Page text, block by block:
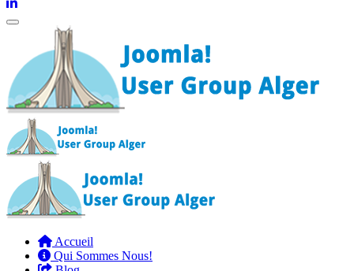
Accueil
Qui Sommes Nous!